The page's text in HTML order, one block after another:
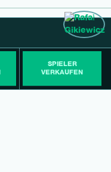
SPIELER
VERKAUFEN